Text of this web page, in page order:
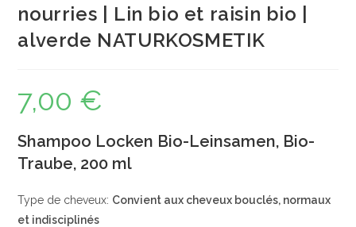
nourries | Lin bio et raisin bio |
alverde NATURKOSMETIK
7,00 €
Shampoo Locken Bio-Leinsamen, Bio-
Traube, 200 ml
Type de cheveux: Convient aux cheveux bouclés, normaux
et indisciplinés